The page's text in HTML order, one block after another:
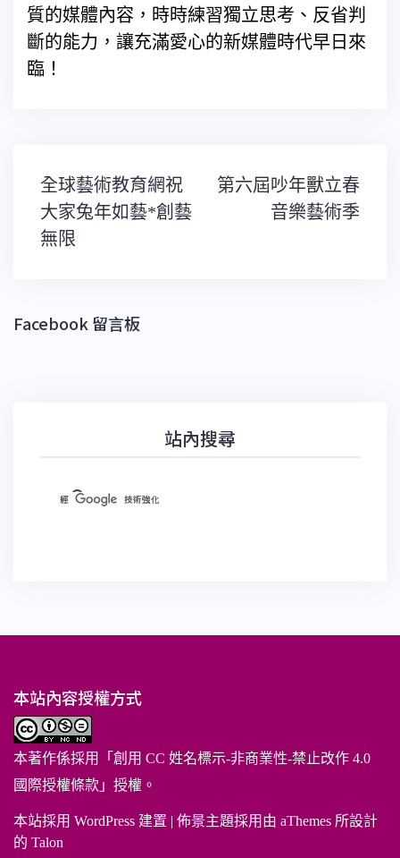
質的媒體內容，時時練習獨立思考、反省判
斷的能力，讓充滿愛心的新媒體時代早日來
臨！
文
章
導
覽
全球藝術教育網祝
大家兔年如藝*創藝
無限
第六屆吵年獸立春
音樂藝術季
Facebook 留言板
站內搜尋
本站內容授權方式
本著作係採用「 創用 CC 姓名標示-非商業性-禁止改作 4.0
國際授權條款 」授權。
本站採用 WordPress 建置 | 佈景主題採用由 aThemes 所設計
的 Talon